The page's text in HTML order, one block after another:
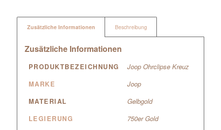
Zusätzliche Informationen Beschreibung
Zusätzliche Informationen
PRODUKTBEZEICHNUNG
Joop Ohrclipse Kreuz
MARKE
Joop
MATERIAL
Gelbgold
LEGIERUNG
750er Gold